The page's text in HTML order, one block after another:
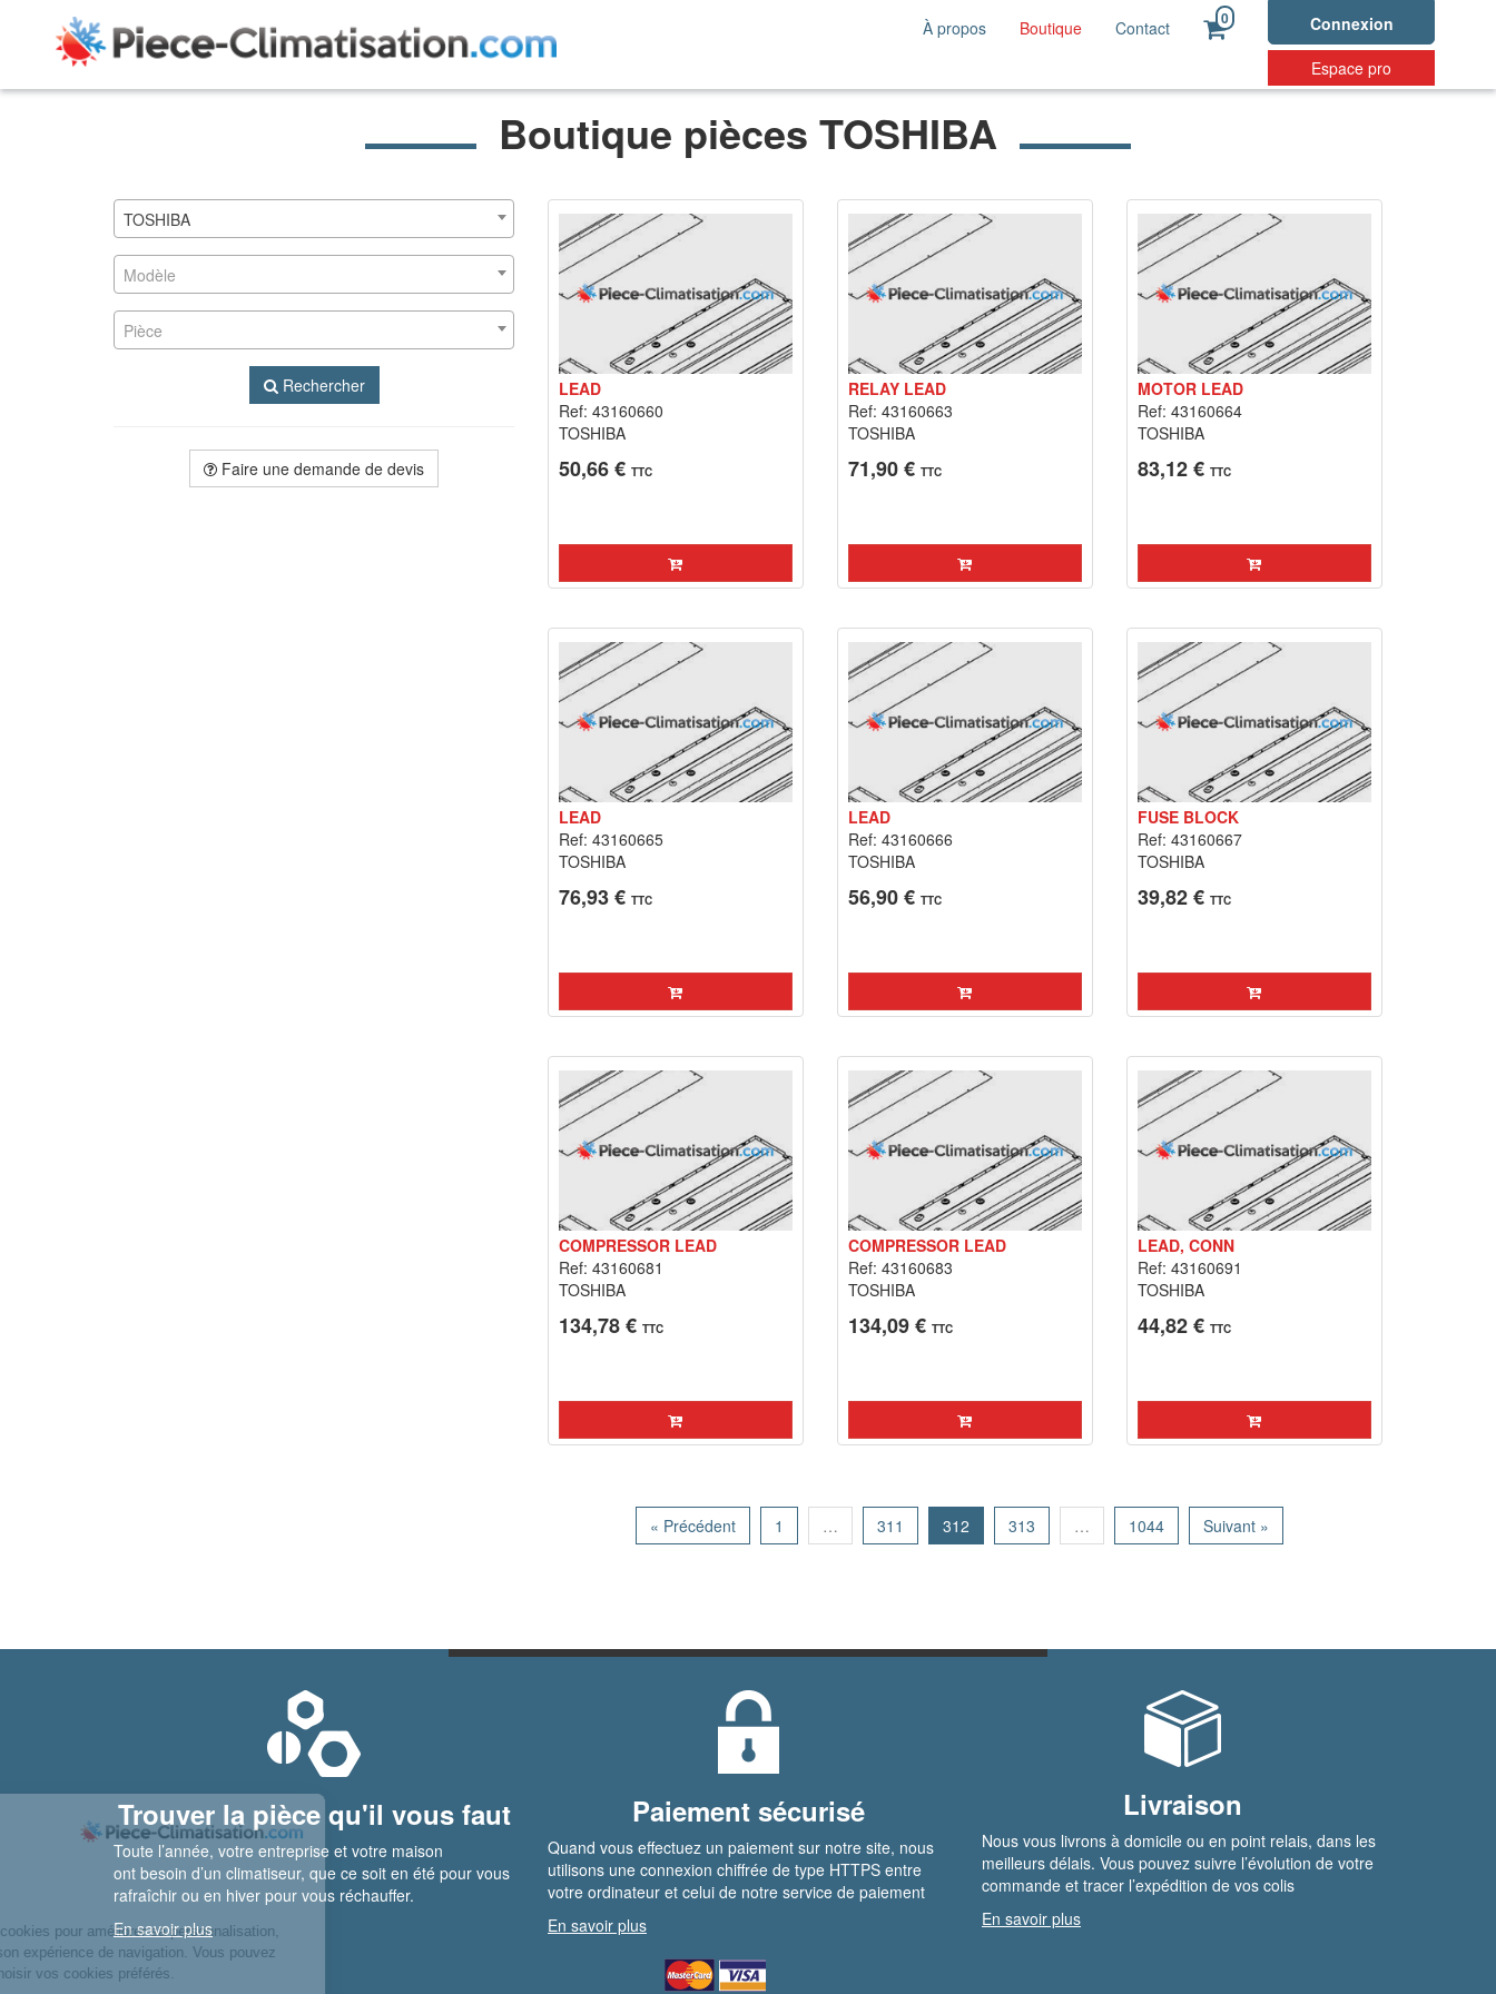
Connexion
Espace pro
À propos Boutique Contact 0
Boutique pièces TOSHIBA
LEAD
Ref: 43160660
TOSHIBA
50,66 € TTC
RELAY LEAD
Ref: 43160663
TOSHIBA
71,90 € TTC
MOTOR LEAD
Ref: 43160664
TOSHIBA
83,12 € TTC
LEAD
Ref: 43160665
TOSHIBA
76,93 € TTC
LEAD
Ref: 43160666
TOSHIBA
56,90 € TTC
FUSE BLOCK
Ref: 43160667
TOSHIBA
39,82 € TTC
COMPRESSOR LEAD
Ref: 43160681
TOSHIBA
134,78 € TTC
COMPRESSOR LEAD
Ref: 43160683
TOSHIBA
134,09 € TTC
LEAD, CONN
Ref: 43160691
TOSHIBA
44,82 € TTC
« Précédent 1 … 311 312 313 … 1044 Suivant »
TOSHIBA
Modèle
Pièce
Rechercher
Faire une demande de devis
Trouver la pièce qu'il vous faut
Toute l’année, votre entreprise et votre maison
ont besoin d’un climatiseur, que ce soit en été pour vous
rafraîchir ou en hiver pour vous réchauffer.
En savoir plus
Paiement sécurisé
Quand vous effectuez un paiement sur notre site, nous
utilisons une connexion chiffrée de type HTTPS entre
votre ordinateur et celui de notre service de paiement
En savoir plus
Livraison
Nous vous livrons à domicile ou en point relais, dans les
meilleurs délais. Vous pouvez suivre l’évolution de votre
commande et tracer l’expédition de vos colis
En savoir plus